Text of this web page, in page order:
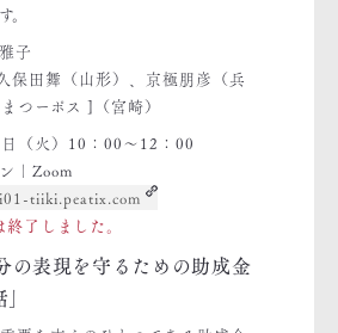
子
保田舞（山形）、京極朋彦（兵
つーポス ]（宮崎）
（火）10：00～12：00
｜Zoom
tiiki.peatix.com
了しました。
の表現を守るための助成金